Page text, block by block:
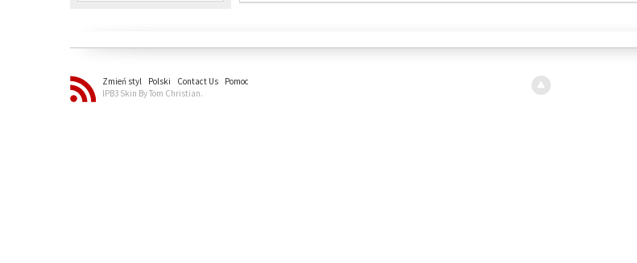
Zmień styl Polski Contact Us
Pomoc
IPB3 Skin By Tom Christian.